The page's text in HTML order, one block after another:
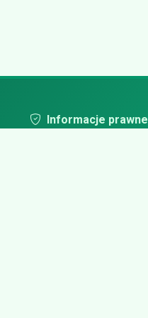
Informacje prawne